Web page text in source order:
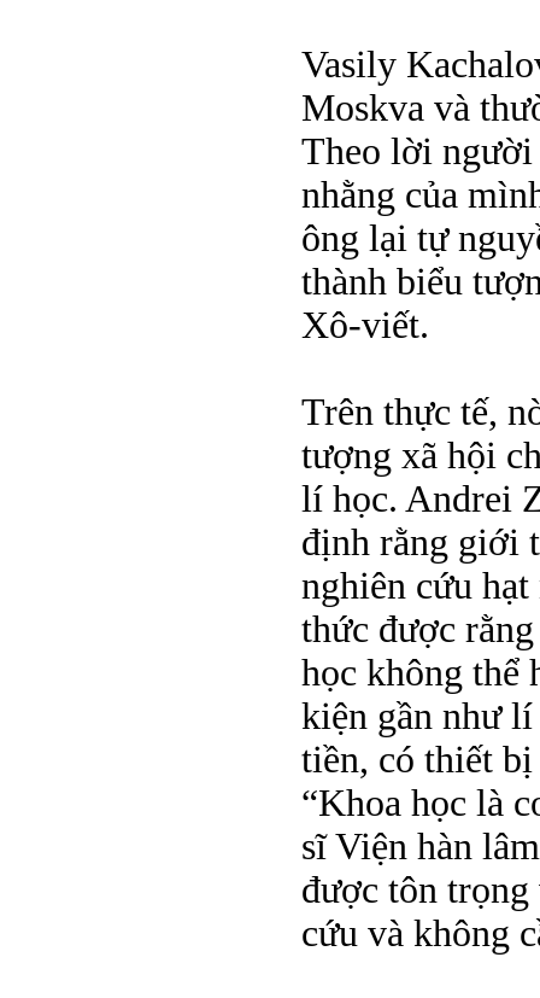
Vasily
Moskva và
Theo lời người
nhằng của
ông lại tự
thành biểu
Xô-viết.
Trên thực tế,
tượng xã hội
lí học. Andrei
định rằng giới
nghiên cứu hạt
thức được
học không thể
kiện gần như
tiền, có thiết
“Khoa học là
sĩ Viện hàn
được tôn
cứu và không